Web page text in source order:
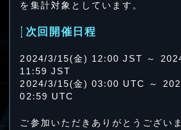
を集計対象としています。
次回開催日程
2024/3/15(金) 12:00 JST ～
11:59 JST
2024/3/15(金) 03:00 UTC ～
02:59 UTC
ご参加いただきありがとうござい